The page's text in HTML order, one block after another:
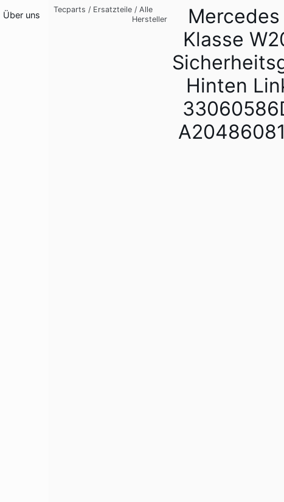
Über uns
Tecparts / Ersatzteile / Alle
Hersteller
Mercedes
Klasse
Hinten